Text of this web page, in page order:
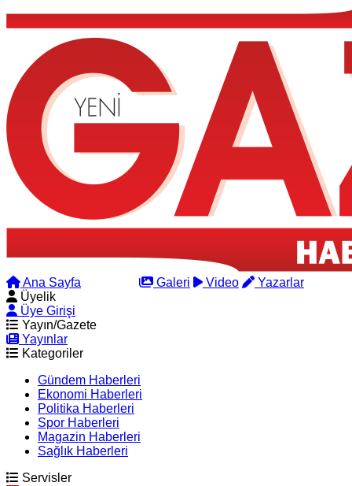
Ana Sayfa Galeri Video
Yazarlar
Üyelik
Üye Girişi
Yayın/Gazete
Yayınlar
Kategoriler
Gündem Haberleri
Ekonomi Haberleri
Politika Haberleri
Spor Haberleri
Magazin Haberleri
Sağlık Haberleri
Servisler